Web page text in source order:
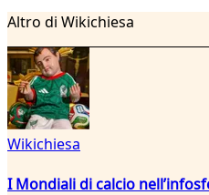
Altro di Wikichiesa
Wikichiesa
I Mondiali di calcio